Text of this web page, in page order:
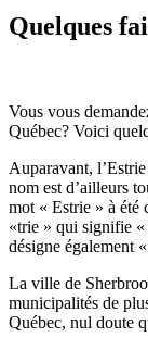
Quelques
Vous vous
Québec? Voici
Auparavant,
nom est d’ailleurs
mot « Estrie » à été
«trie » qui signifie «
désigne également
La ville de
municipalités de
Québec, nul doute